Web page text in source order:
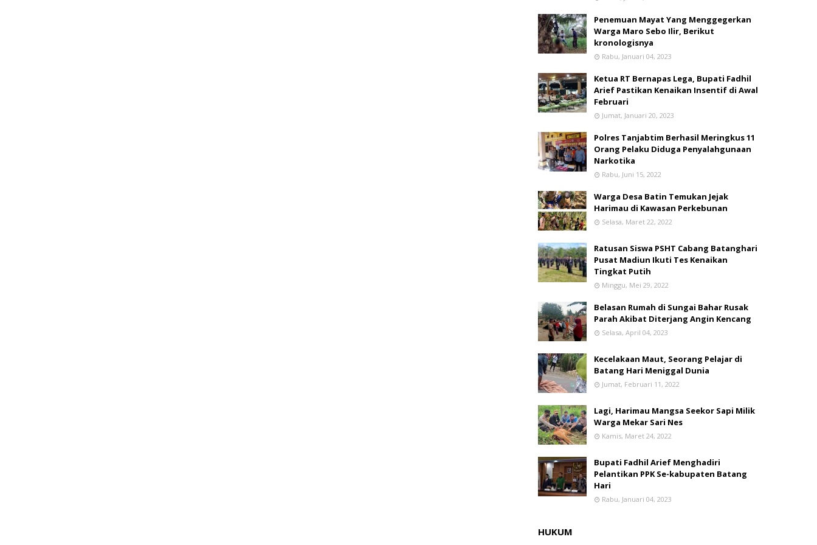
Penemuan Mayat Yang Menggegerkan
Warga Maro Sebo Ilir, Berikut
kronologisnya
Rabu, Januari 04, 2023
Ketua RT Bernapas Lega, Bupati Fadhil
Arief Pastikan Kenaikan Insentif di Awal
Februari
Jumat, Januari 20, 2023
Polres Tanjabtim Berhasil Meringkus 11
Orang Pelaku Diduga Penyalahgunaan
Narkotika
Rabu, Juni 15, 2022
Warga Desa Batin Temukan Jejak
Harimau di Kawasan Perkebunan
Selasa, Maret 22, 2022
Ratusan Siswa PSHT Cabang Batanghari
Pusat Madiun Ikuti Tes Kenaikan
Tingkat Putih
Minggu, Mei 29, 2022
Belasan Rumah di Sungai Bahar Rusak
Parah Akibat Diterjang Angin Kencang
Selasa, April 04, 2023
Kecelakaan Maut, Seorang Pelajar di
Batang Hari Meniggal Dunia
Jumat, Februari 11, 2022
Lagi, Harimau Mangsa Seekor Sapi Milik
Warga Mekar Sari Nes
Kamis, Maret 24, 2022
Bupati Fadhil Arief Menghadiri
Pelantikan PPK Se-kabupaten Batang
Hari
Rabu, Januari 04, 2023
HUKUM